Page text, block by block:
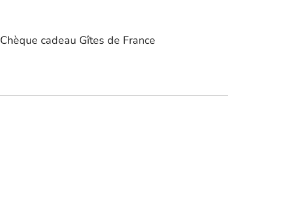
Chèque cadeau Gîtes de France